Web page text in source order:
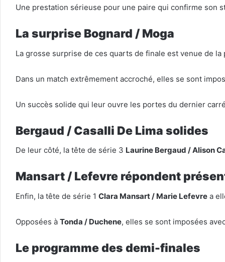
Une prestation sérieuse pour une paire qui confirme son
La surprise Bognard / Moga
La grosse surprise de ces quarts de finale est venue de
Dans un match extrêmement accroché, elles se sont
Un succès solide qui leur ouvre les portes du dernier
Bergaud / Casalli De Lima solides
De leur côté, la tête de série 3 Laurine Bergaud / Alison
Mansart / Lefevre répondent
Enfin, la tête de série 1 Clara Mansart / Marie Lefevre a
Opposées à Tonda / Duchene, elles se sont imposées
Le programme des demi-finales